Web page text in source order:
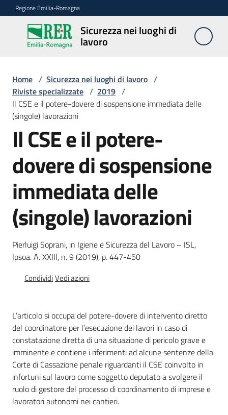
Vai al contenuto
Vai alla navigazione
Vai al footer
Regione Emilia-Romagna
Sicurezza nei luoghi di
lavoro
Sicurezza
nei
lavoro
Notizie
Sicurezza
nelle
costruzioni
Coordinamento
prevenzione
vigilanza
la
sicurezza
Ambiti
Home / Sicurezza nei luoghi di lavoro /
Riviste specializzate / 2019 /
Il CSE e il potere-dovere di sospensione immediata delle
(singole) lavorazioni
Il CSE e il potere-
dovere di sospensione
immediata delle
(singole) lavorazioni
Pierluigi Soprani, in Igiene e Sicurezza del Lavoro – ISL,
Ipsoa. A. XXIII, n. 9 (2019), p. 447-450
CondividiVedi azioni
L’articolo si occupa del potere-dovere di intervento diretto
del coordinatore per l’esecuzione dei lavori in caso di
constatazione diretta di una situazione di pericolo grave e
imminente e contiene i riferimenti ad alcune sentenze della
Corte di Cassazione penale riguardanti il CSE coinvolto in
infortuni sul lavoro come soggetto deputato a svolgere il
ruolo di gestore del processo di coordinamento di imprese e
lavoratori autonomi nei cantieri.